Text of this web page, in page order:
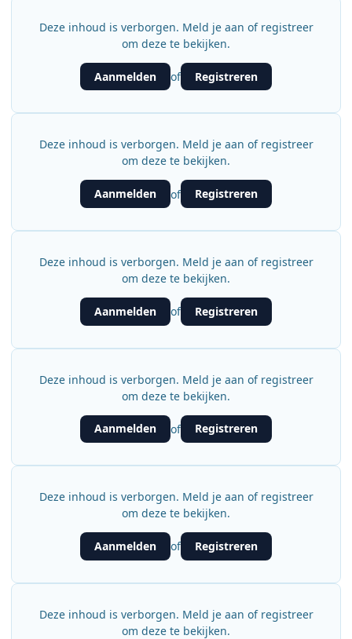
Deze inhoud is verborgen. Meld je aan of registreer
om deze te bekijken.
Aanmelden of Registreren
Deze inhoud is verborgen. Meld je aan of registreer
om deze te bekijken.
Aanmelden of Registreren
Deze inhoud is verborgen. Meld je aan of registreer
om deze te bekijken.
Aanmelden of Registreren
Deze inhoud is verborgen. Meld je aan of registreer
om deze te bekijken.
Aanmelden of Registreren
Deze inhoud is verborgen. Meld je aan of registreer
om deze te bekijken.
Aanmelden of Registreren
Deze inhoud is verborgen. Meld je aan of registreer
om deze te bekijken.